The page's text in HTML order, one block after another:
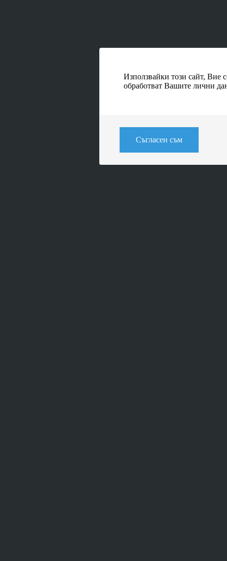
Използвайки този сайт, Вие
обработват Вашите лични
Съгласен съм